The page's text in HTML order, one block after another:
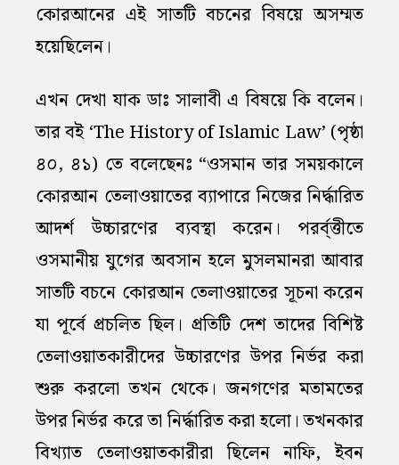
কোরআনের এই সাতটি বচনের বিষয়ে অসম্মত
হয়েছিলেন।
এখন দেখা যাক ডাঃ সালাবী এ বিষয়ে কি বলেন।
তার বই ‘The History of Islamic Law’ (পৃষ্ঠা
৪০, ৪১) তে বলেছেনঃ “ওসমান তার সময়কালে
কোরআন তেলাওয়াতের ব্যাপারে নিজের নির্দ্ধারিত
আদর্শ উচ্চারণের ব্যবস্থা করেন। পরর্ব্ত্তীতে
ওসমানীয় যুগের অবসান হলে মুসলমানরা আবার
সাতটি বচনে কোরআন তেলাওয়াতের সূচনা করেন
যা পূর্বে প্রচলিত ছিল। প্রতিটি দেশ তাদের বিশিষ্ট
তেলাওয়াতকারীদের উচ্চারণের উপর নির্ভর করা
শুরু করলো তখন থেকে। জনগণের মতামতের
উপর নির্ভর করে তা নির্দ্ধারিত করা হলো। তখনকার
বিখ্যাত তেলাওয়াতকারীরা ছিলেন নাফি, ইবন